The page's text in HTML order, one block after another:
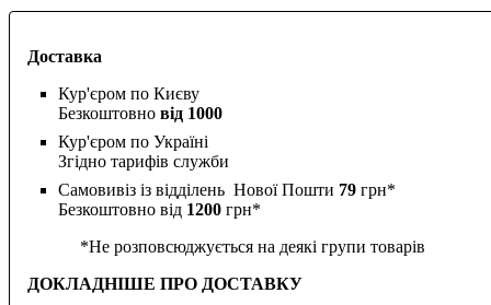
Доставка
Кур'єром по Києву
Безкоштовно від 1000
Кур'єром по Україні
Згідно тарифів служби
Самовивіз із відділень Нової Пошти 79 грн*
Безкоштовно від 1200 грн*
*Не розповсюджується на деякі групи товарів
ДОКЛАДНІШЕ ПРО ДОСТАВКУ